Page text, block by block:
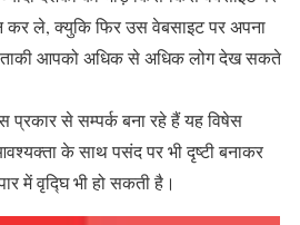
ले, क्युकि फिर उस वेबसाइट पर अपना
ताकी आपको अधिक से अधिक लोग देख सकते
से सम्पर्क बना रहे हैं यह विषेस
के साथ पसंद पर भी दृष्टी बनाकर
में वृद्घि भी हो सकती है।